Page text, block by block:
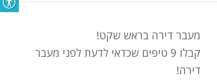
מעבר דירה בראש שקט!
קבלו 9 טיפים שכדאי לדעת לפני מעבר
דירה!